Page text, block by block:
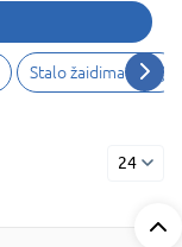
Stalo žaidimai 472 )
24